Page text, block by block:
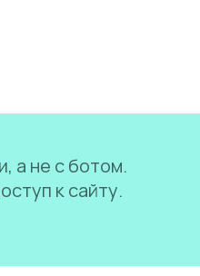
а не с ботом.
к сайту.